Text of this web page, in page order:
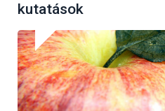
kutatások